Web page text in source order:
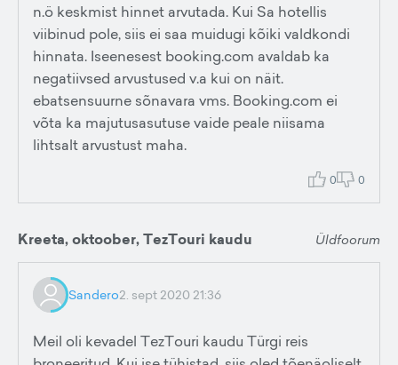
n.ö keskmist hinnet arvutada. Kui Sa hotellis
viibinud pole, siis ei saa muidugi kõiki valdkondi
hinnata. Iseenesest booking.com avaldab ka
negatiivsed arvustused v.a kui on näit.
ebatsensuurne sõnavara vms. Booking.com ei
võta ka majutusasutuse vaide peale niisama
lihtsalt arvustust maha.
0 0
Kreeta, oktoober, TezTouri kaudu Üldfoorum
Sandero2. sept 2020 21:36
Meil oli kevadel TezTouri kaudu Türgi reis